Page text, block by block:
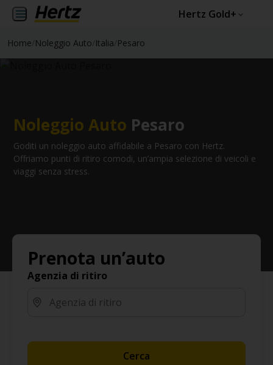
Hertz Gold+
Home Noleggio Auto Italia Pesaro
Noleggio Auto Pesaro
Goditi un noleggio auto affidabile a Pesaro con Hertz.
Offriamo punti di ritiro comodi, un’ampia selezione di veicoli e
viaggi senza stress.
Prenota un’auto
Agenzia di ritiro
Cerca